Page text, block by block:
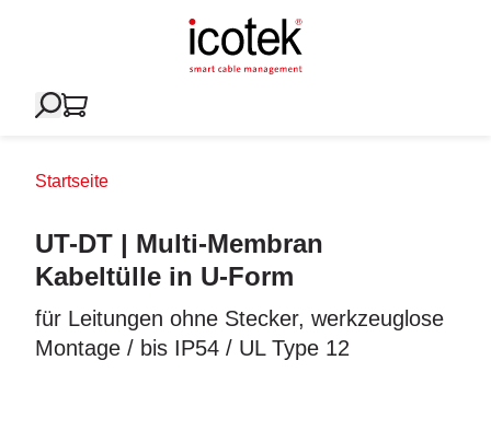
Startseite
UT-DT | Multi-Membran
Kabeltülle in U-Form
für Leitungen ohne Stecker, werkzeuglose
Montage / bis IP54 / UL Type 12